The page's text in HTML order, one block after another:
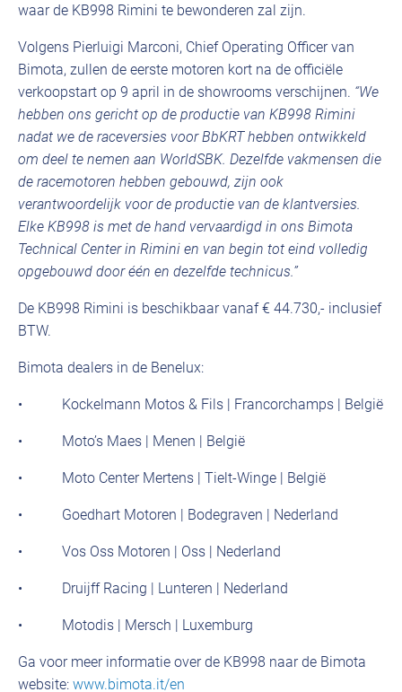
waar de KB998 Rimini te bewonderen zal zijn.
Volgens Pierluigi Marconi, Chief Operating Officer van
Bimota, zullen de eerste motoren kort na de officiële
verkoopstart op 9 april in de showrooms verschijnen. “We
hebben ons gericht op de productie van KB998 Rimini
nadat we de raceversies voor BbKRT hebben ontwikkeld
om deel te nemen aan WorldSBK. Dezelfde vakmensen die
de racemotoren hebben gebouwd, zijn ook
verantwoordelijk voor de productie van de klantversies.
Elke KB998 is met de hand vervaardigd in ons Bimota
Technical Center in Rimini en van begin tot eind volledig
opgebouwd door één en dezelfde technicus.”
De KB998 Rimini is beschikbaar vanaf € 44.730,- inclusief
BTW.
Bimota dealers in de Benelux:
• Kockelmann Motos & Fils | Francorchamps | België
• Moto’s Maes | Menen | België
• Moto Center Mertens | Tielt-Winge | België
• Goedhart Motoren | Bodegraven | Nederland
• Vos Oss Motoren | Oss | Nederland
• Druijff Racing | Lunteren | Nederland
• Motodis | Mersch | Luxemburg
Ga voor meer informatie over de KB998 naar de Bimota
website: www.bimota.it/en